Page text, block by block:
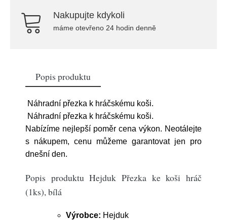
Nakupujte kdykoli
máme otevřeno 24 hodin denně
Popis produktu
Náhradní přezka k hráčskému koši.
Náhradní přezka k hráčskému koši.
Nabízíme nejlepší poměr cena výkon. Neotálejte
s nákupem, cenu můžeme garantovat jen pro
dnešní den.
Popis produktu Hejduk Přezka ke koši hráč
(1ks), bílá
Výrobce: Hejduk